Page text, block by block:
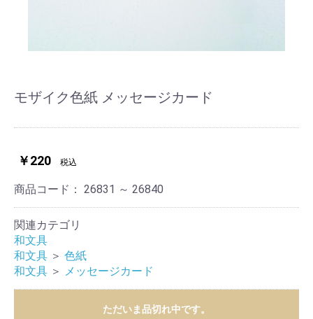
モザイク色紙 メッセージカード
￥220 税込
商品コード： 26831 ～ 26840
関連カテゴリ
和文具
和文具 ＞ 色紙
和文具 ＞ メッセージカード
ただいま品切れ中です。